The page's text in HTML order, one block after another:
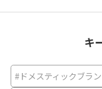
キ
#ドメスティックブラ